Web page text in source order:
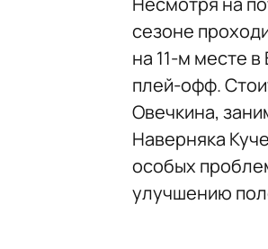
сезоне
на 11-м месте
плей-офф.
Овечкина,
Наверняка
особых
улучшению